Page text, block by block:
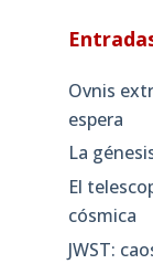
Ovnis
espera
La
El
cósmica
JWST: